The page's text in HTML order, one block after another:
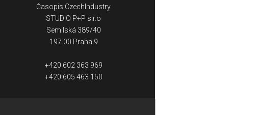
Časopis CzechIndustry
STUDIO P+P s.r.o
Semilská 389/40
197 00 Praha 9
+420 602 363 969
+420 605 463 150